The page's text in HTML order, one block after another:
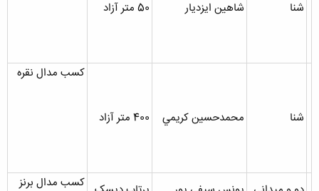
شنا شاهين ايزديار 50 متر آزاد
شنا محمدحسين کريمي 400 متر آزاد
کسب مدال نقره
کسب مدال برنز